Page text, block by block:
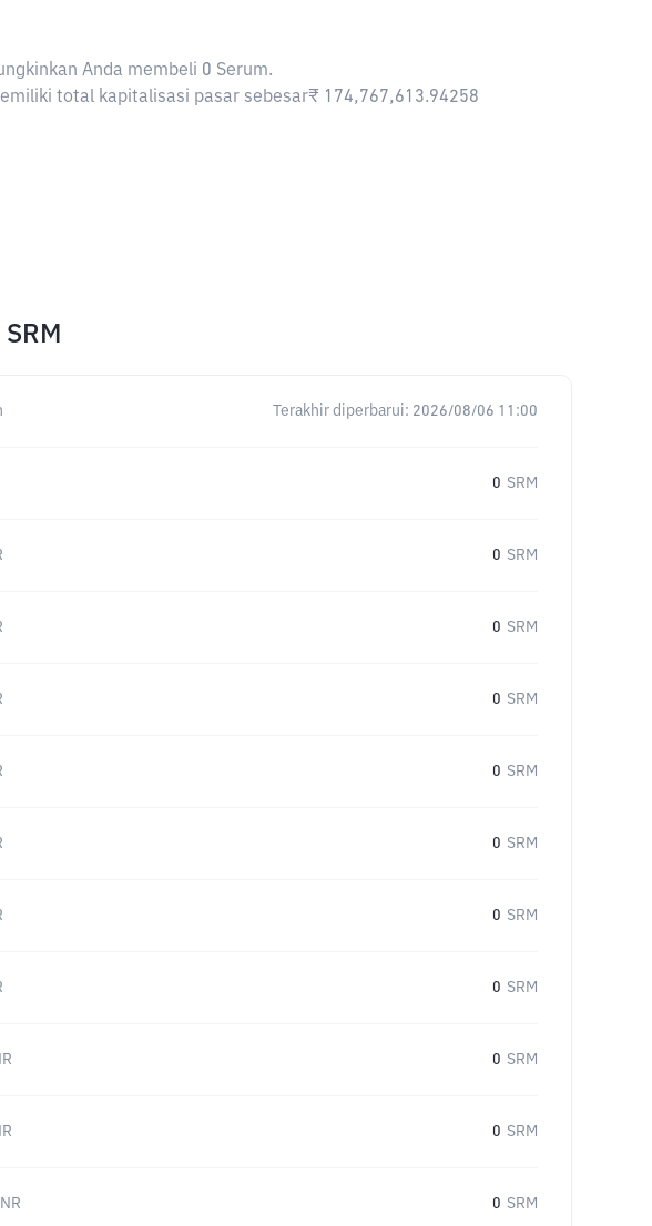
Anda membeli 0 Serum.
total kapitalisasi pasar sebesar₹ 174,767,613.94258
SRM
Terakhir diperbarui: 2026/08/06 11:00
0 SRM
0 SRM
0 SRM
0 SRM
0 SRM
0 SRM
0 SRM
0 SRM
0 SRM
0 SRM
0 SRM